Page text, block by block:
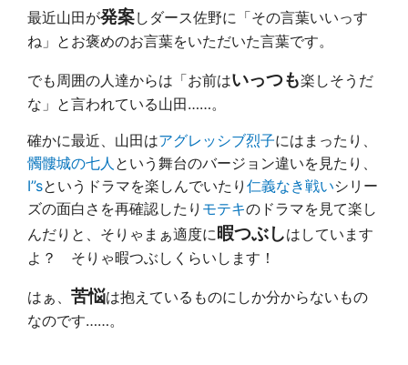
最近山田が発案しダース佐野に「その言葉いいっす
ね」とお褒めのお言葉をいただいた言葉です。
でも周囲の人達からは「お前はいっつも楽しそうだ
な」と言われている山田……。
確かに最近、山田はアグレッシブ烈子にはまったり、
髑髏城の七人 という舞台のバージョン違いを見たり、
I”sというドラマを楽しんでいたり 仁義なき戦いシリー
ズの面白さを再確認したり モテキのドラマを見て楽し
んだりと、そりゃまぁ適度に暇つぶしはしています
よ？ そりゃ暇つぶしくらいします！
はぁ、 苦悩は抱えているものにしか分からないもの
なのです……。